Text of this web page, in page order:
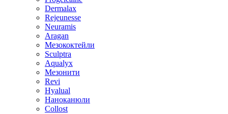
Dermalax
Rejeunesse
Neuramis
Aragan
Мезококтейли
Sculptra
Aqualyx
Мезонити
Revi
Hyalual
Наноканюли
Collost